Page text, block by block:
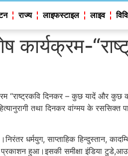
राज्य लाइफस्टाइल लाइव
कार्यक्रम-
“राष्ट्रकवि दिनकर – कुछ यादें और कुछ
तथा दिनकर वांग्मय के
धर्मयुग, साप्ताहिक हिन्दुस्तान,
हुआ।इसकी समीक्षा इंडिया